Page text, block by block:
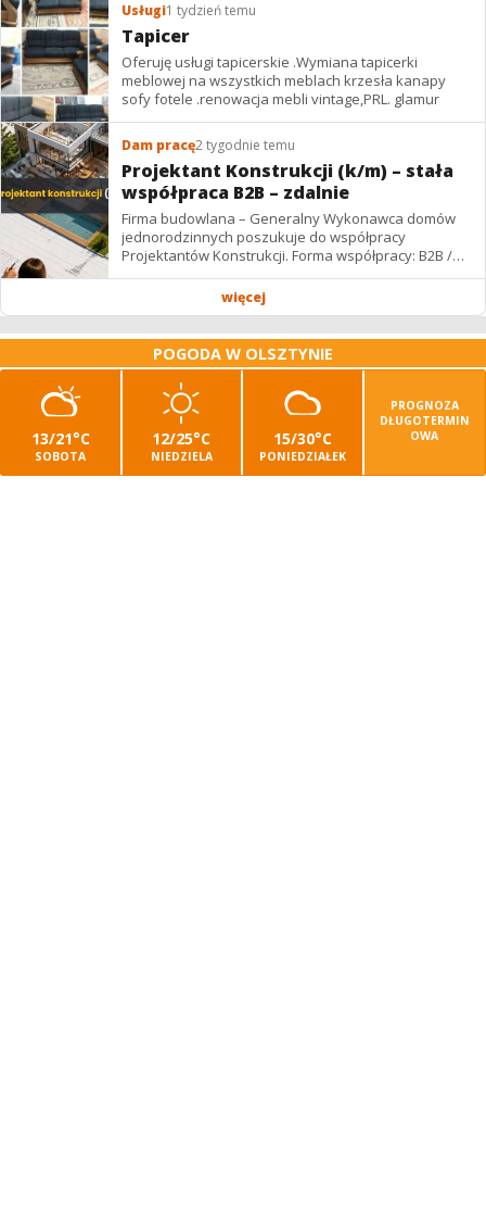
Usługi1 tydzień temu
Tapicer
Oferuję usługi tapicerskie .Wymiana tapicerki
meblowej na wszystkich meblach krzesła kanapy
sofy fotele .renowacja mebli vintage,PRL. glamur
Dam pracę2 tygodnie temu
Projektant Konstrukcji (k/m) – stała
współpraca B2B – zdalnie
Firma budowlana – Generalny Wykonawca domów
jednorodzinnych poszukuje do współpracy
Projektantów Konstrukcji. Forma współpracy: B2B /
podwykonawstwo – zdalnie. Wynagrodzenie: ✔
więcej
POGODA W OLSZTYNIE
13/21°C
SOBOTA
12/25°C
NIEDZIELA
15/30°C
PONIEDZIAŁEK
PROGNOZA
DŁUGOTERMIN
OWA